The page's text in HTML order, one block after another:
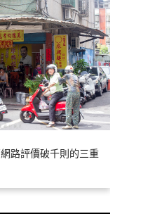
路評價破千則的三重